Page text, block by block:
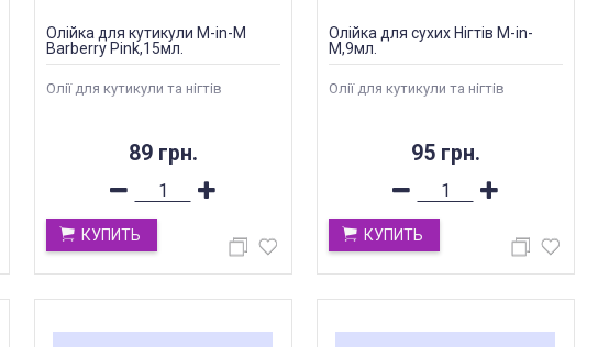
Олійка для кутикули M-in-M
Barberry Pink,15мл.
Олії для кутикули та нігтів
89 грн.
КУПИТЬ
Олійка для сухих Нігтів M-in-
M,9мл.
Олії для кутикули та нігтів
95 грн.
КУПИТЬ